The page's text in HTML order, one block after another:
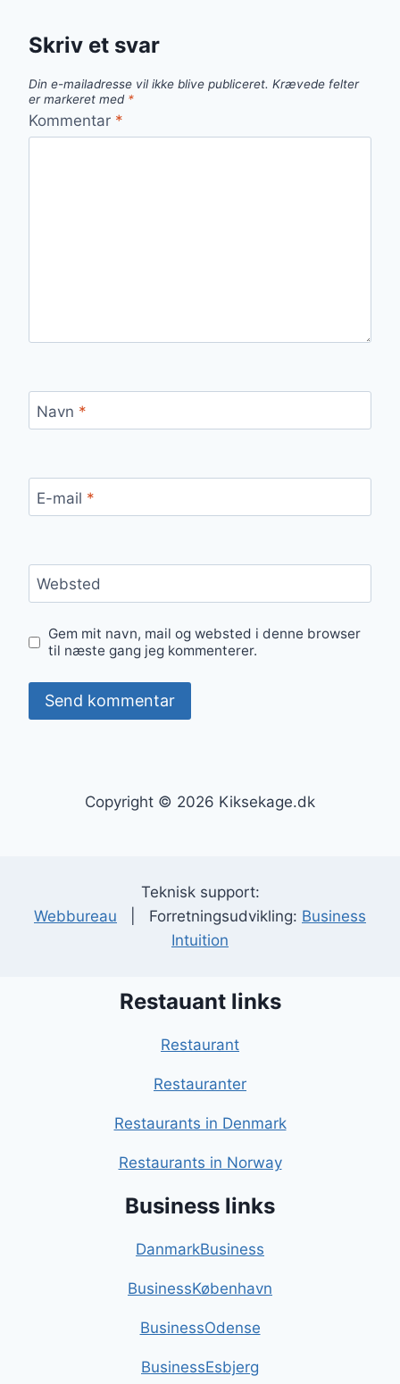
Skriv et svar
Din e-mailadresse vil ikke blive publiceret. Krævede felter
er markeret med *
Kommentar *
Navn *
E-mail *
Websted
Gem mit navn, mail og websted i denne browser
til næste gang jeg kommenterer.
Copyright © 2026 Kiksekage.dk
Teknisk support:
Webbureau | Forretningsudvikling: Business
Intuition
Restauant links
Restaurant
Restauranter
Restaurants in Denmark
Restaurants in Norway
Business links
DanmarkBusiness
BusinessKøbenhavn
BusinessOdense
BusinessEsbjerg